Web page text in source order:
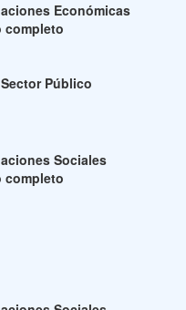
Económicas
completo
Público
Sociales
completo